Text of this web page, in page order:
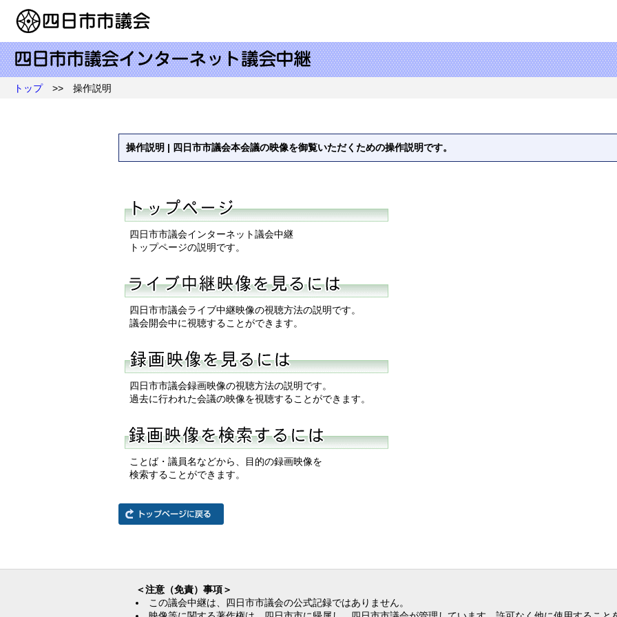
トップ>> 操作説明
操作説明 | 四日市市議会本会議の映像を御覧いただくための操作説明です。
四日市市議会インターネット議会中継
トップページの説明です。
四日市市議会ライブ中継映像の視聴方法の説明です。
議会開会中に視聴することができます。
四日市市議会録画映像の視聴方法の説明です。
過去に行われた会議の映像を視聴することができます。
ことば・議員名などから、目的の録画映像を
検索することができます。
＜注意（免責）事項＞
この議会中継は、四日市市議会の公式記録ではありません。